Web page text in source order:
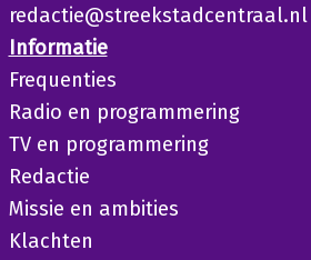
redactie@streekstadcentraal.nl
Informatie
Frequenties
Radio en programmering
TV en programmering
Redactie
Missie en ambities
Klachten